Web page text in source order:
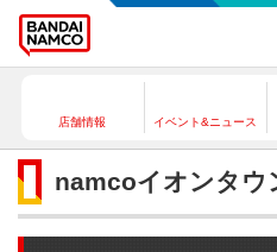
店舗情報 イベント&ニュース
namcoイオンタウ